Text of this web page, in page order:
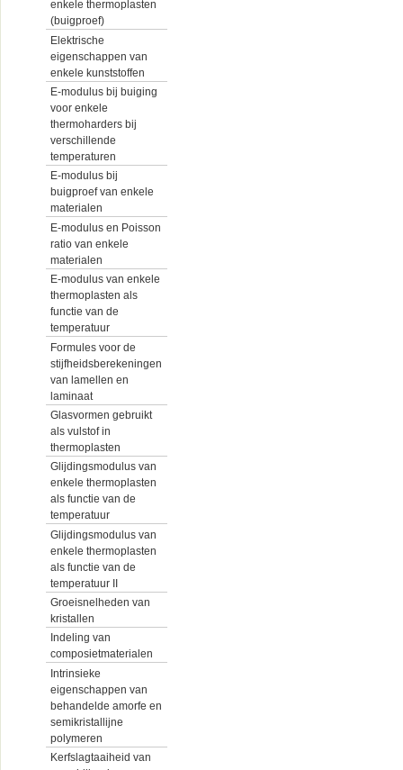
enkele thermoplasten
(buigproef)
Elektrische
eigenschappen van
enkele kunststoffen
E-modulus bij buiging
voor enkele
thermoharders bij
verschillende
temperaturen
E-modulus bij
buigproef van enkele
materialen
E-modulus en Poisson
ratio van enkele
materialen
E-modulus van enkele
thermoplasten als
functie van de
temperatuur
Formules voor de
stijfheidsberekeningen
van lamellen en
laminaat
Glasvormen gebruikt
als vulstof in
thermoplasten
Glijdingsmodulus van
enkele thermoplasten
als functie van de
temperatuur
Glijdingsmodulus van
enkele thermoplasten
als functie van de
temperatuur II
Groeisnelheden van
kristallen
Indeling van
composietmaterialen
Intrinsieke
eigenschappen van
behandelde amorfe en
semikristallijne
polymeren
Kerfslagtaaiheid van